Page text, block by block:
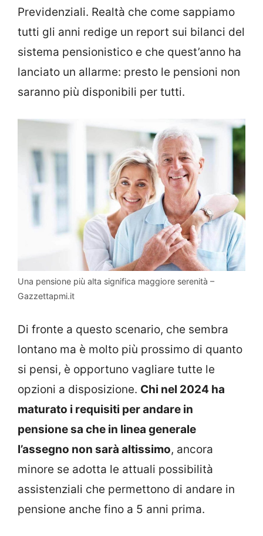
Previdenziali. Realtà che come sappiamo
tutti gli anni redige un report sui bilanci del
sistema pensionistico e che quest’anno ha
lanciato un allarme: presto le pensioni non
saranno più disponibili per tutti.
Una pensione più alta significa maggiore serenità –
Gazzettapmi.it
Di fronte a questo scenario, che sembra
lontano ma è molto più prossimo di quanto
si pensi, è opportuno vagliare tutte le
opzioni a disposizione. Chi nel 2024 ha
maturato i requisiti per andare in
pensione sa che in linea generale
l’assegno non sarà altissimo, ancora
minore se adotta le attuali possibilità
assistenziali che permettono di andare in
pensione anche fino a 5 anni prima.